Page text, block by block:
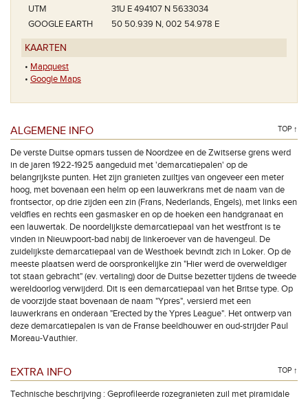
UTM
31U E 494107 N 5633034
GOOGLE EARTH
50 50.939 N, 002 54.978 E
KAARTEN
• Mapquest
• Google Maps
ALGEMENE INFO TOP ↑
De verste Duitse opmars tussen de Noordzee en de Zwitserse grens werd
in de jaren 1922-1925 aangeduid met 'demarcatiepalen' op de
belangrijkste punten. Het zijn granieten zuiltjes van ongeveer een meter
hoog, met bovenaan een helm op een lauwerkrans met de naam van de
frontsector, op drie zijden een zin (Frans, Nederlands, Engels), met links een
veldfles en rechts een gasmasker en op de hoeken een handgranaat en
een lauwertak. De noordelijkste demarcatiepaal van het westfront is te
vinden in Nieuwpoort-bad nabij de linkeroever van de havengeul. De
zuidelijkste demarcatiepaal van de Westhoek bevindt zich in Loker. Op de
meeste plaatsen werd de oorspronkelijke zin "Hier werd de overweldiger
tot staan gebracht" (ev. vertaling) door de Duitse bezetter tijdens de tweede
wereldoorlog verwijderd. Dit is een demarcatiepaal van het Britse type. Op
de voorzijde staat bovenaan de naam "Ypres", versierd met een
lauwerkrans en onderaan "Erected by the Ypres League". Het ontwerp van
deze demarcatiepalen is van de Franse beeldhouwer en oud-strijder Paul
Moreau-Vauthier.
EXTRA INFO TOP ↑
Technische beschrijving : Geprofileerde rozegranieten zuil met piramidale